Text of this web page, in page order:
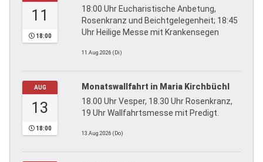
11
18:00
18:00 Uhr Eucharistische Anbetung,
Rosenkranz und Beichtgelegenheit; 18:45
Uhr Heilige Messe mit Krankensegen
11.Aug.2026 (Di)
AUG
13
18:00
Monatswallfahrt in Maria Kirchbüchl
18.00 Uhr Vesper, 18.30 Uhr Rosenkranz,
19 Uhr Wallfahrtsmesse mit Predigt.
13.Aug.2026 (Do)